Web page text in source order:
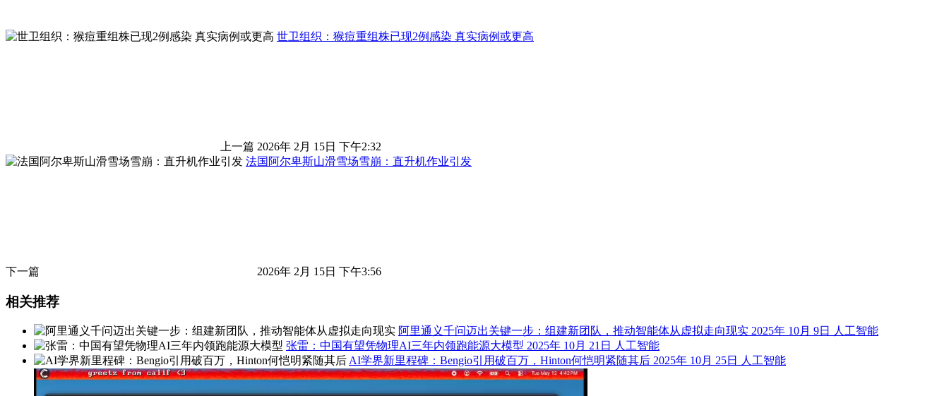
世卫组织：猴痘重组株已现2例感染 真实病例或更高
上一篇 2026年 2月 15日 下午2:32
法国阿尔卑斯山滑雪场雪崩：直升机作业引发
下一篇 2026年 2月 15日 下午3:56
相关推荐
阿里通义千问迈出关键一步：组建新团队，推动智能体从虚拟走向现实 2025年 10月 9日
人工智能
张雷：中国有望凭物理AI三年内领跑能源大模型 2025年 10月 21日
人工智能
AI学界新里程碑：Bengio引用破百万，Hinton何恺明紧随其后 2025年 10月 25日 人工智能